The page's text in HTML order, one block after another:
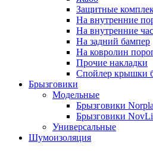
Защитные
На внутренние
На внутренние
На задний бампер
На ковролин
Прочие накладки
Спойлер крышки
Брызговики
Модельные
Брызговики
Брызговики
Универсальные
Шумоизоляция